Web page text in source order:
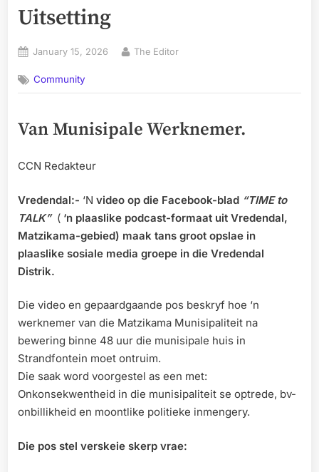
Uitsetting
Posted
January 15, 2026 By
The Editor
Community
Van Munisipale Werknemer.
CCN Redakteur
Vredendal:- ‘N video op die Facebook-blad “TIME to
TALK”( ‘n plaaslike podcast-formaat uit Vredendal,
Matzikama-gebied) maak tans groot opslae in
plaaslike sosiale media groepe in die Vredendal
Distrik.
Die video en gepaardgaande pos beskryf hoe ‘n
werknemer van die Matzikama Munisipaliteit na
bewering binne 48 uur die munisipale huis in
Strandfontein moet ontruim.
Die saak word voorgestel as een met:
Onkonsekwentheid in die munisipaliteit se optrede, bv-
onbillikheid en moontlike politieke inmengery.
Die pos stel verskeie skerp vrae: